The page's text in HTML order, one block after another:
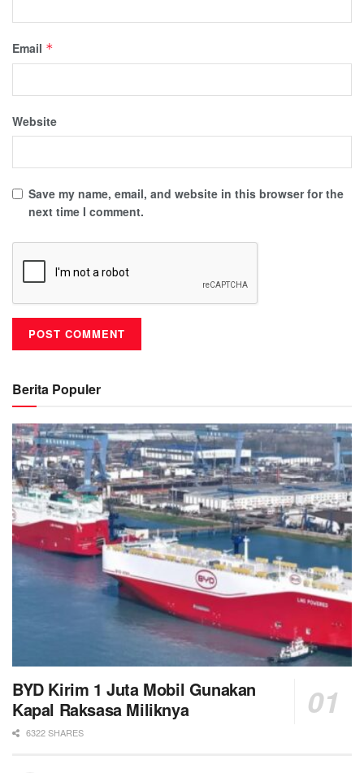
Email *
Website
Save my name, email, and website in this browser for the
next time I comment.
Berita Populer
BYD Kirim 1 Juta Mobil Gunakan
Kapal Raksasa Miliknya
6322 SHARES